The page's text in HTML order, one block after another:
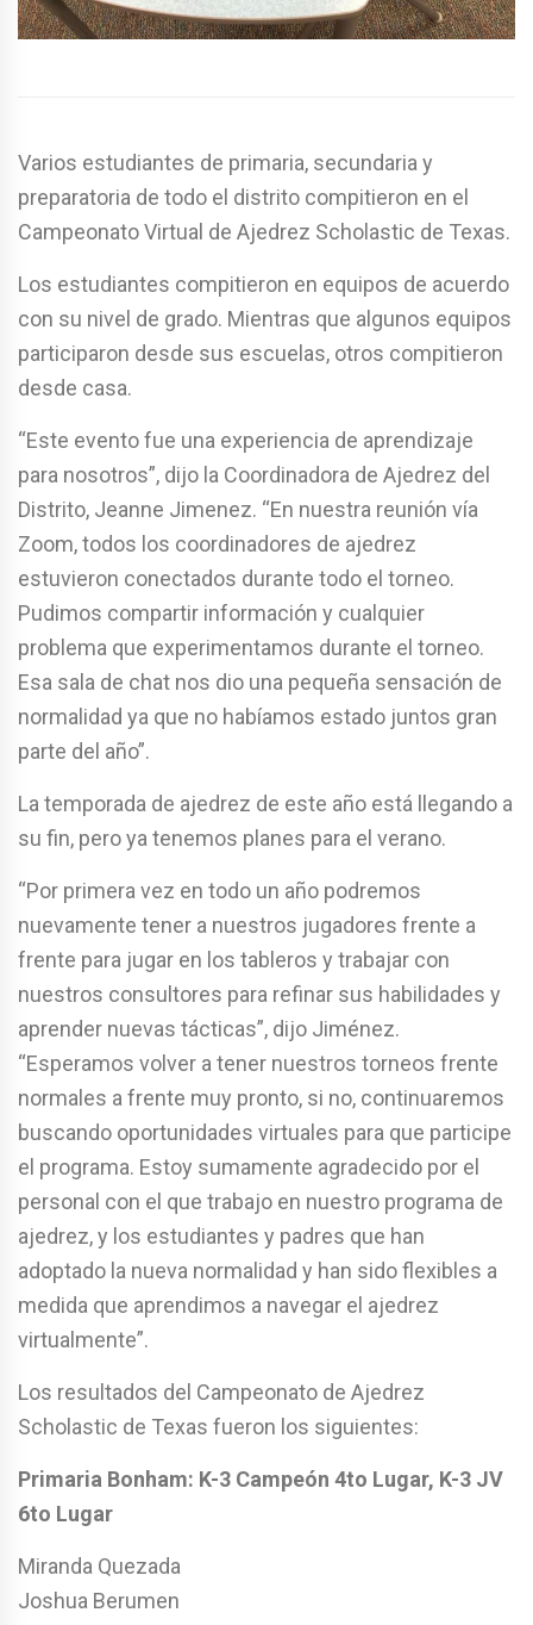
Varios estudiantes de primaria, secundaria y
preparatoria de todo el distrito compitieron en el
Campeonato Virtual de Ajedrez Scholastic de Texas.
Los estudiantes compitieron en equipos de acuerdo
con su nivel de grado. Mientras que algunos equipos
participaron desde sus escuelas, otros compitieron
desde casa.
“Este evento fue una experiencia de aprendizaje
para nosotros”, dijo la Coordinadora de Ajedrez del
Distrito, Jeanne Jimenez. “En nuestra reunión vía
Zoom, todos los coordinadores de ajedrez
estuvieron conectados durante todo el torneo.
Pudimos compartir información y cualquier
problema que experimentamos durante el torneo.
Esa sala de chat nos dio una pequeña sensación de
normalidad ya que no habíamos estado juntos gran
parte del año”.
La temporada de ajedrez de este año está llegando a
su fin, pero ya tenemos planes para el verano.
“Por primera vez en todo un año podremos
nuevamente tener a nuestros jugadores frente a
frente para jugar en los tableros y trabajar con
nuestros consultores para refinar sus habilidades y
aprender nuevas tácticas”, dijo Jiménez.
“Esperamos volver a tener nuestros torneos frente
normales a frente muy pronto, si no, continuaremos
buscando oportunidades virtuales para que participe
el programa. Estoy sumamente agradecido por el
personal con el que trabajo en nuestro programa de
ajedrez, y los estudiantes y padres que han
adoptado la nueva normalidad y han sido flexibles a
medida que aprendimos a navegar el ajedrez
virtualmente”.
Los resultados del Campeonato de Ajedrez
Scholastic de Texas fueron los siguientes:
Primaria Bonham: K-3 Campeón 4to Lugar, K-3 JV
6to Lugar
Miranda Quezada
Joshua Berumen